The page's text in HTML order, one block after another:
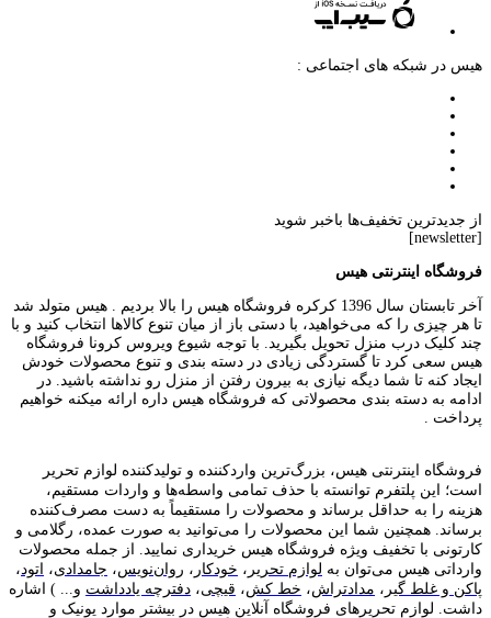
هیس در شبکه های اجتماعی :
از جدیدترین تخفیف‌ها باخبر شوید
[newsletter]
فروشگاه اینترنتی هیس
آخر تابستان سال 1396 کرکره فروشگاه هیس را بالا بردیم . هیس متولد شد
تا هر چیزی را که می‌خواهید، با دستی باز از میان تنوع کالاها انتخاب کنید و با
چند کلیک درب منزل تحویل بگیرید. با توجه شیوع ویروس کرونا فروشگاه
هیس سعی کرد تا گستردگی زیادی در دسته بندی و تنوع محصولات خودش
ایجاد کنه تا شما دیگه نیازی به بیرون رفتن از منزل رو نداشته باشید. در
ادامه به دسته بندی محصولاتی که فروشگاه هیس داره ارائه میکنه خواهیم
پرداخت .
فروشگاه اینترنتی هیس، بزرگ‌ترین وارد‌کننده و تولید‌کننده لوازم تحریر
است؛ این پلتفرم توانسته با حذف تمامی واسطه‌ها و واردات مستقیم،
هزینه را به حداقل برساند و محصولات را مستقیماً به دست مصرف‌کننده
برساند. همچنین شما این محصولات را می‌توانید به صورت عمده، رگلامی و
کارتونی با تخفیف ویژه فروشگاه هیس خریداری نمایید. از جمله محصولات
وارداتی هیس می‌توان به لوازم تحریر ، خودکار ، روان‌نویس، جامدادی، اتود،
پاکن و غلط گیر ، مدادتراش، خط کش، قیچی، دفترچه یادداشت و... ) اشاره
داشت. لوازم تحریر‌های فروشگاه آنلاین هیس در بیشتر موارد یونیک و